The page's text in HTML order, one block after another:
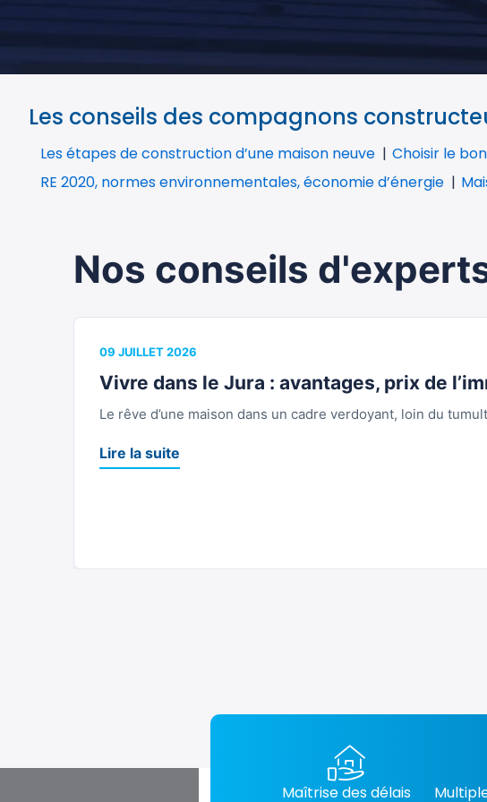
Les conseils des compagnons
Les étapes de construction d’une maison neuve Choisir le
RE 2020, normes environnementales, économie d’énergie
Nos conseils
09 JUILLET 2026
Vivre dans le Jura : avantages, prix de
Le rêve d’une maison dans un cadre verdoyant, loin du
Lire la suite
Maîtrise des délais